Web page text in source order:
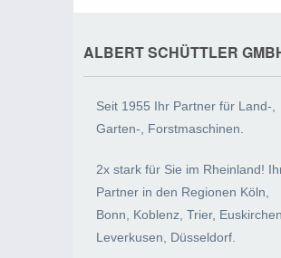
ALBERT SCHÜTTLER
Seit 1955 Ihr Partner für Land-,
Garten-, Forstmaschinen.
2x stark für Sie im Rheinland!
Partner in den Regionen Köln,
Bonn, Koblenz, Trier, Euskirchen,
Leverkusen, Düsseldorf.